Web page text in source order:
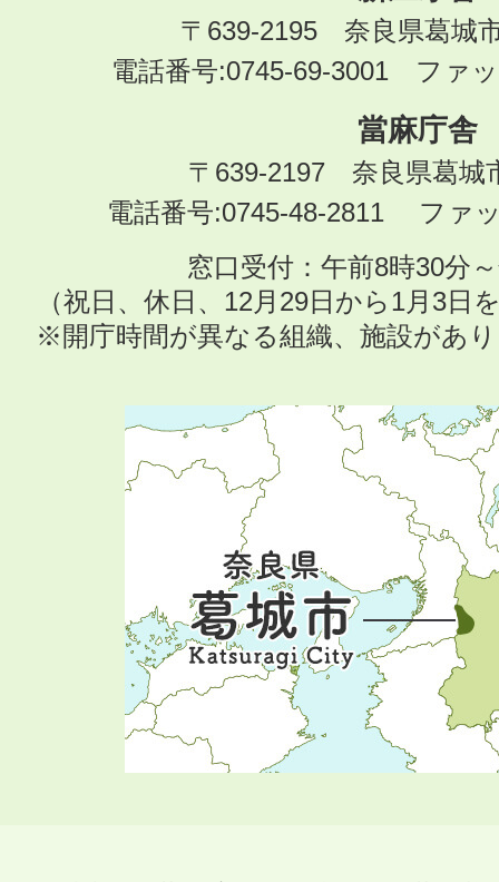
〒639-2195 奈良県葛城
電話番号:0745-69-3001 ファ
當麻庁舎
〒639-2197 奈良県葛城
電話番号:0745-48-2811 ファ
窓口受付：午前8時30分
（祝日、休日、12月29日から1月3日
※開庁時間が異なる組織、施設があ